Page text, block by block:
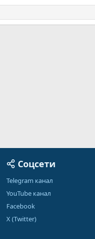
Соцсети
Telegram канал
YouTube канал
Facebook
X (Twitter)